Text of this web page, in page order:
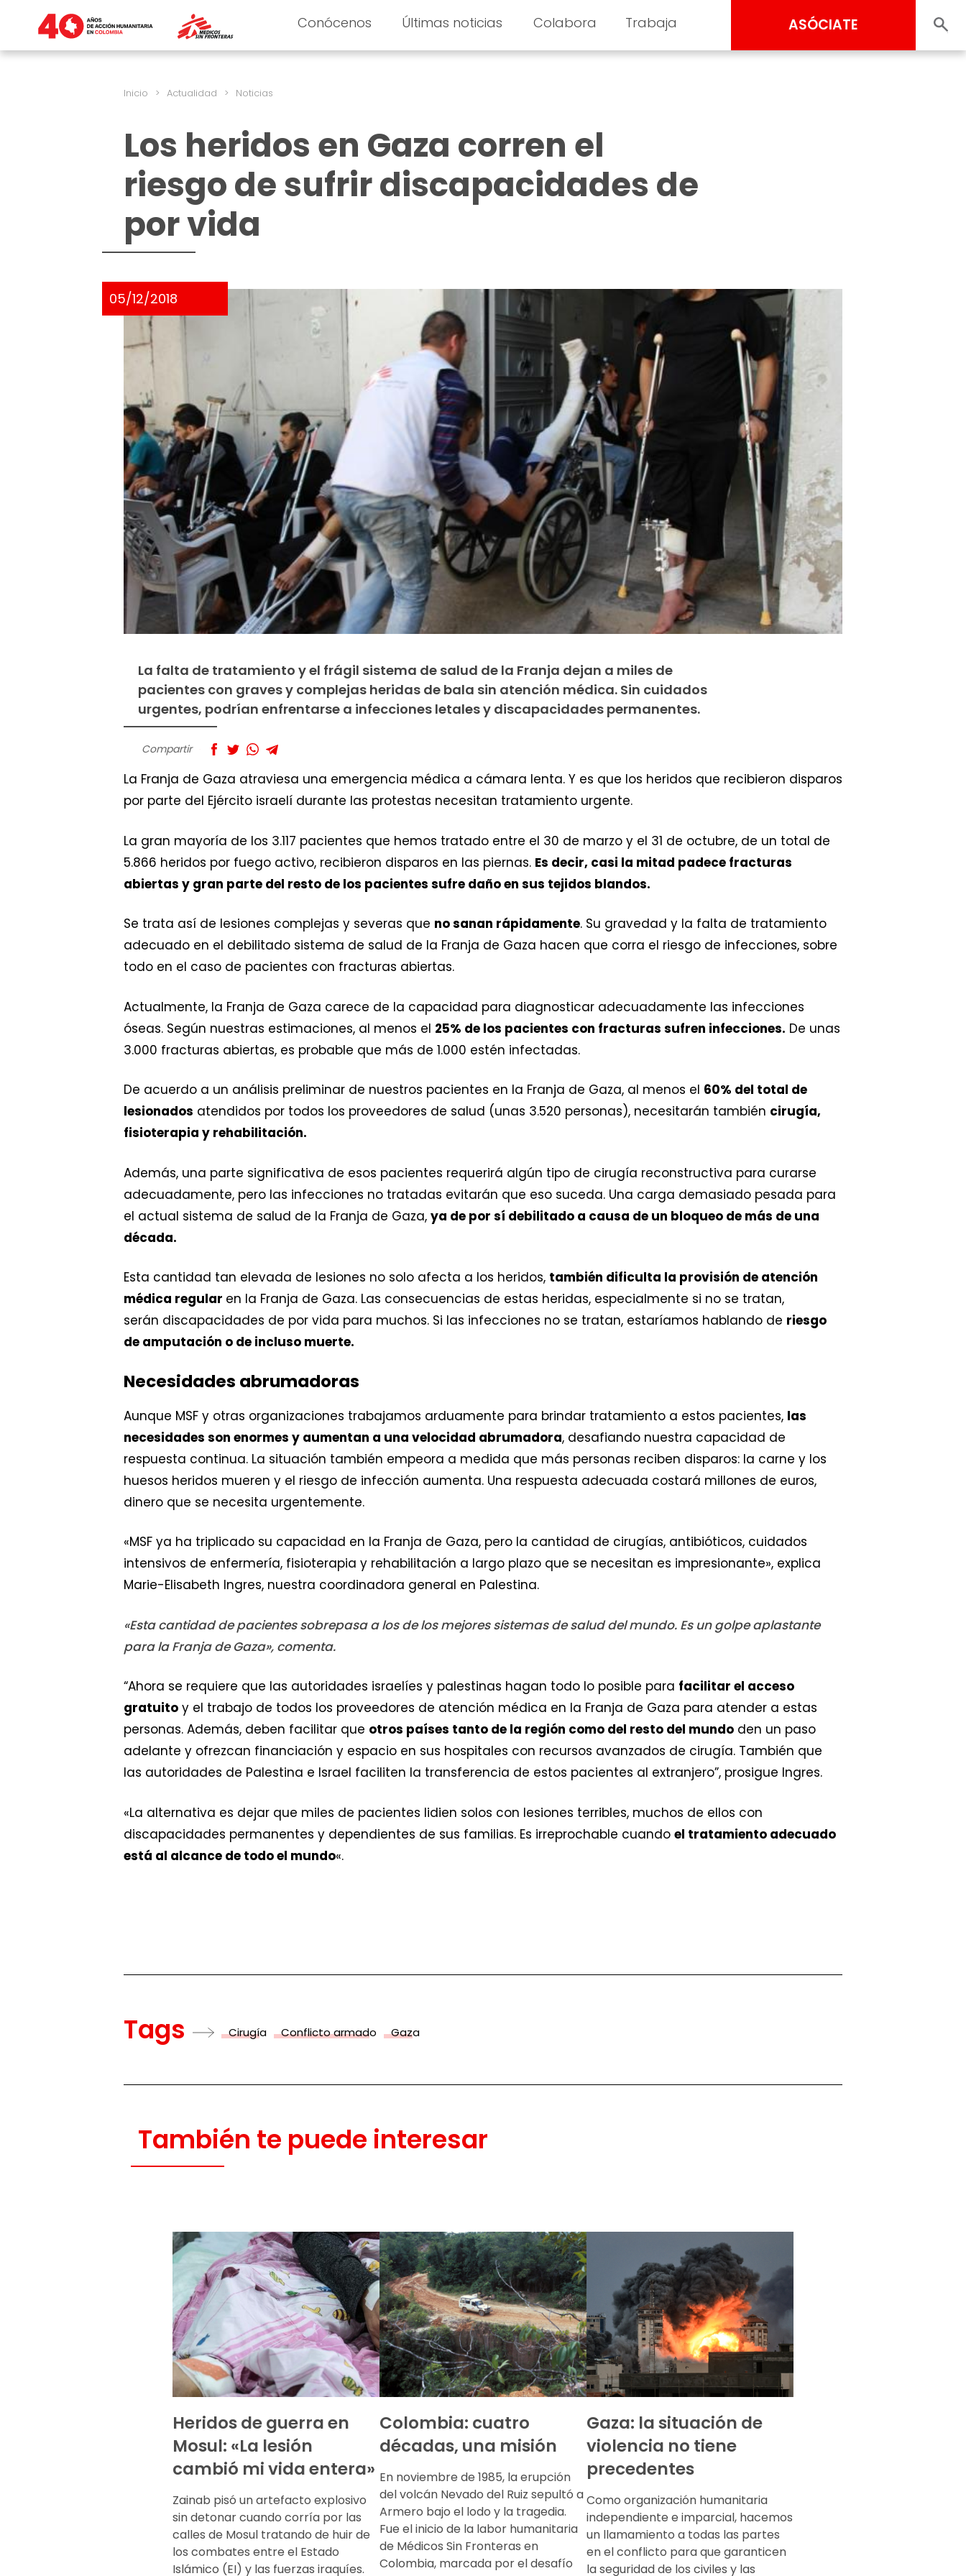
Conócenos Últimas noticias Colabora Trabaja ASÓCIATE
Inicio > Actualidad > Noticias
Los heridos en Gaza corren el
riesgo de sufrir discapacidades de
por vida
05/12/2018
La falta de tratamiento y el frágil sistema de salud de la Franja dejan a miles de
pacientes con graves y complejas heridas de bala sin atención médica. Sin cuidados
urgentes, podrían enfrentarse a infecciones letales y discapacidades permanentes.
Compartir
La Franja de Gaza atraviesa una emergencia médica a cámara lenta. Y es que los heridos que recibieron disparos
por parte del Ejército israelí durante las protestas necesitan tratamiento urgente.
La gran mayoría de los 3.117 pacientes que hemos tratado entre el 30 de marzo y el 31 de octubre, de un total de
5.866 heridos por fuego activo, recibieron disparos en las piernas. Es decir, casi la mitad padece fracturas
abiertas y gran parte del resto de los pacientes sufre daño en sus tejidos blandos.
Se trata así de lesiones complejas y severas que no sanan rápidamente. Su gravedad y la falta de tratamiento
adecuado en el debilitado sistema de salud de la Franja de Gaza hacen que corra el riesgo de infecciones, sobre
todo en el caso de pacientes con fracturas abiertas.
Actualmente, la Franja de Gaza carece de la capacidad para diagnosticar adecuadamente las infecciones
óseas. Según nuestras estimaciones, al menos el 25% de los pacientes con fracturas sufren infecciones. De unas
3.000 fracturas abiertas, es probable que más de 1.000 estén infectadas.
De acuerdo a un análisis preliminar de nuestros pacientes en la Franja de Gaza, al menos el 60% del total de
lesionados atendidos por todos los proveedores de salud (unas 3.520 personas), necesitarán también cirugía,
fisioterapia y rehabilitación.
Además, una parte significativa de esos pacientes requerirá algún tipo de cirugía reconstructiva para curarse
adecuadamente, pero las infecciones no tratadas evitarán que eso suceda. Una carga demasiado pesada para
el actual sistema de salud de la Franja de Gaza, ya de por sí debilitado a causa de un bloqueo de más de una
década.
Esta cantidad tan elevada de lesiones no solo afecta a los heridos, también dificulta la provisión de atención
médica regular en la Franja de Gaza. Las consecuencias de estas heridas, especialmente si no se tratan,
serán discapacidades de por vida para muchos. Si las infecciones no se tratan, estaríamos hablando de riesgo
de amputación o de incluso muerte.
Necesidades abrumadoras
Aunque MSF y otras organizaciones trabajamos arduamente para brindar tratamiento a estos pacientes, las
necesidades son enormes y aumentan a una velocidad abrumadora, desafiando nuestra capacidad de
respuesta continua. La situación también empeora a medida que más personas reciben disparos: la carne y los
huesos heridos mueren y el riesgo de infección aumenta. Una respuesta adecuada costará millones de euros,
dinero que se necesita urgentemente.
«MSF ya ha triplicado su capacidad en la Franja de Gaza, pero la cantidad de cirugías, antibióticos, cuidados
intensivos de enfermería, fisioterapia y rehabilitación a largo plazo que se necesitan es impresionante», explica
Marie-Elisabeth Ingres, nuestra coordinadora general en Palestina.
«Esta cantidad de pacientes sobrepasa a los de los mejores sistemas de salud del mundo. Es un golpe aplastante
para la Franja de Gaza», comenta.
“Ahora se requiere que las autoridades israelíes y palestinas hagan todo lo posible para facilitar el acceso
gratuito y el trabajo de todos los proveedores de atención médica en la Franja de Gaza para atender a estas
personas. Además, deben facilitar que otros países tanto de la región como del resto del mundo den un paso
adelante y ofrezcan financiación y espacio en sus hospitales con recursos avanzados de cirugía. También que
las autoridades de Palestina e Israel faciliten la transferencia de estos pacientes al extranjero”, prosigue Ingres.
«La alternativa es dejar que miles de pacientes lidien solos con lesiones terribles, muchos de ellos con
discapacidades permanentes y dependientes de sus familias. Es irreprochable cuando el tratamiento adecuado
está al alcance de todo el mundo«.
Tags Cirugía Conflicto armado Gaza
También te puede interesar
Heridos de guerra en
Mosul: «La lesión
cambió mi vida entera»
Zainab pisó un artefacto explosivo
sin detonar cuando corría por las
calles de Mosul tratando de huir de
los combates entre el Estado
Islámico (EI) y las fuerzas iraquíes.
Colombia: cuatro
décadas, una misión
En noviembre de 1985, la erupción
del volcán Nevado del Ruiz sepultó a
Armero bajo el lodo y la tragedia.
Fue el inicio de la labor humanitaria
de Médicos Sin Fronteras en
Colombia, marcada por el desafío
Gaza: la situación de
violencia no tiene
precedentes
Como organización humanitaria
independiente e imparcial, hacemos
un llamamiento a todas las partes
en el conflicto para que garanticen
la seguridad de los civiles y las